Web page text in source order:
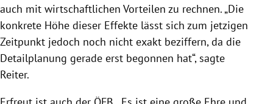
auch mit wirtschaftlichen Vorteilen zu rechnen. „Die
konkrete Höhe dieser Effekte lässt sich zum jetzigen
Zeitpunkt jedoch noch nicht exakt beziffern, da die
Detailplanung gerade erst begonnen hat“, sagte
Reiter.